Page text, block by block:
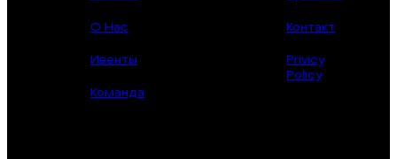
О Нас
Ивенты
Команда
Контакт
Privicy
Policy